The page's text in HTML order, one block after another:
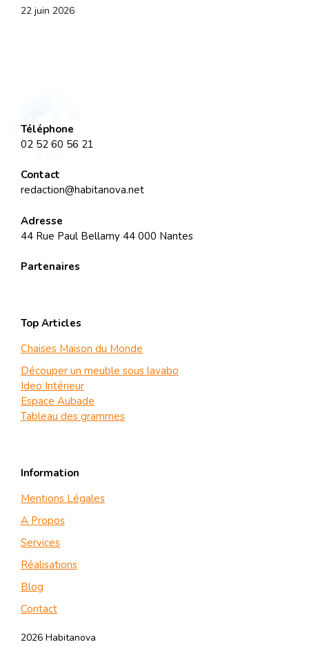
22 juin 2026
Téléphone
02 52 60 56 21
Contact
redaction@habitanova.net
Adresse
44 Rue Paul Bellamy 44 000 Nantes
Partenaires
Top Articles
Chaises Maison du Monde
Découper un meuble sous lavabo
Ideo Intérieur
Espace Aubade
Tableau des grammes
Information
Mentions Légales
A Propos
Services
Réalisations
Blog
Contact
2026 Habitanova